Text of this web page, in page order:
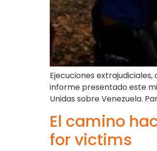
Ejecuciones
informe presentado este
Unidas sobre Venezuela.
El camino
for victims